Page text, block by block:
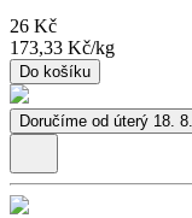
26 Kč
173,33 Kč/kg
Do košíku
Doručíme od úterý 18. 8.